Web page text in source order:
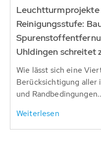
Reinigungsstufe:
Uhldingen schreitet
Wie lässt sich eine
Berücksichtigung
und
Weiterlesen